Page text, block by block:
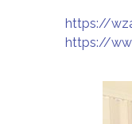
e
https://
https://